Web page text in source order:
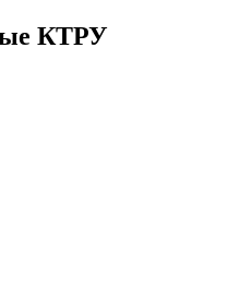
КТРУ